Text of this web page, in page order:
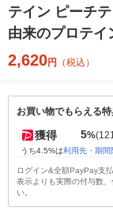
テイン ピーチ
由来のプロテイ
2,620円 （税込）
お買い物でもらえる
獲得 5%
うち4.5%は利用先・期間
ログイン&全額PayPay支
表示よりも実際の付与数
い。